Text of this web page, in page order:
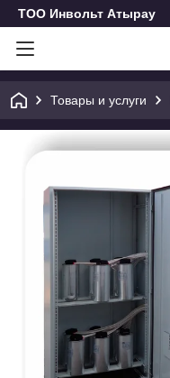
ТОО Инвольт Атырау
Товары и услуги